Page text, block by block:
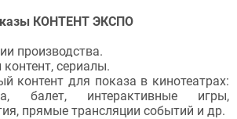
КОНТЕНТ ЭКСПО
производства.
сериалы.
контент для показа в кинотеатрах:
балет, интерактивные игры,
прямые трансляции событий и др.